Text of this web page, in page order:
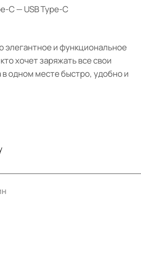
C — USB Type-C
элегантное и функциональное
хочет заряжать все свои
одном месте быстро, удобно и